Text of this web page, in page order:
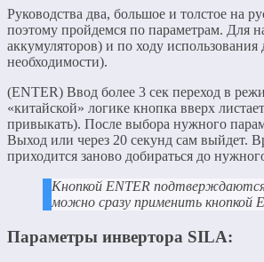
Руководства два, большое и толстое на
поэтому пройдемся по параметрам. Для
аккумуляторов) и по ходу
необходимости).
(ENTER) Ввод более 3 сек переход в
«китайской» логике кнопка вверх
привыкать). После выбора нужного
Выход или через 20 секунд сам выйдет.
приходится заново добираться до
Кнопкой ENTER
можно сразу применить кнопкой
Параметры инвертора SILA: